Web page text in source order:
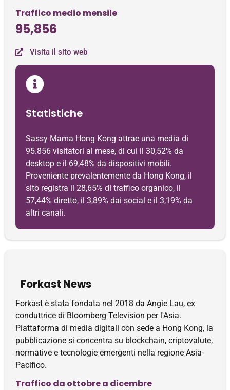
Traffico medio mensile
95,856
Visita il sito web
Statistiche
Sassy Mama Hong Kong attrae una media di
95.856 visitatori al mese, di cui il 30,52% da
desktop e il 69,48% da dispositivi mobili.
Proveniente prevalentemente da Hong Kong, il
sito registra il 28,65% di traffico organico, il
57,44% diretto, il 3,89% dai social e il 3,19% da
altri canali.
Forkast News
Forkast è stata fondata nel 2018 da Angie Lau, ex
conduttrice di Bloomberg Television per l'Asia.
Piattaforma di media digitali con sede a Hong Kong, la
pubblicazione si concentra su blockchain, criptovalute,
normative e tecnologie emergenti nella regione Asia-
Pacifico.
Traffico da ottobre a dicembre